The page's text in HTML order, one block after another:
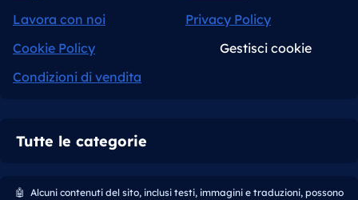
Lavora con noi
Privacy Policy
Cookie Policy
Gestisci cookie
Condizioni di vendita
Tutte le categorie
🤖 Alcuni contenuti del sito, inclusi testi, immagini e traduzioni, possono